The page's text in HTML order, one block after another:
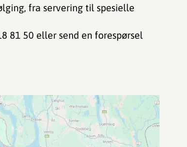
fra servering til spesielle
81 50 eller send en forespørsel